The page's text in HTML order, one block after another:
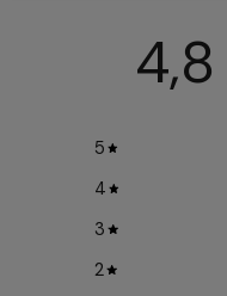
4,8
5
4
3
2